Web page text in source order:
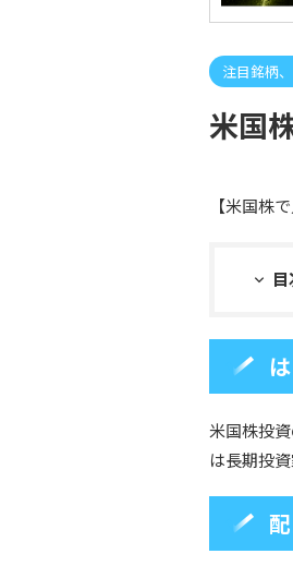
注目銘柄
米国
【米国株
米国株投
は長期投